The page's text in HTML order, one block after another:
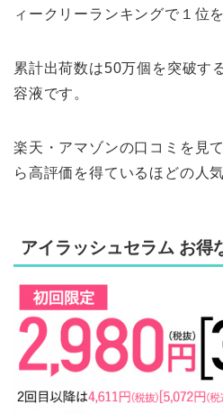
ィークリーランキングで１位を
累計出荷数は50万個を突破す
容液です。
楽天・アマゾンの口コミを見て
ら高評価を得ている ほどの人
アイラッシュセラム お得